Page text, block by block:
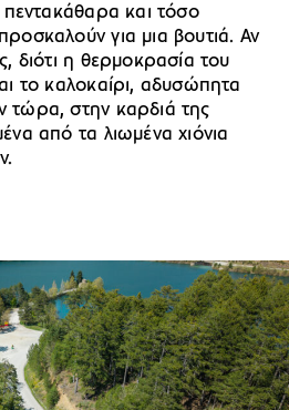
πεντακάθαρα και τόσο
για μια βουτιά. Αν
διότι η θερμοκρασία του
το καλοκαίρι, αδυσώπητα
τώρα, στην καρδιά της
από τα λιωμένα χιόνια